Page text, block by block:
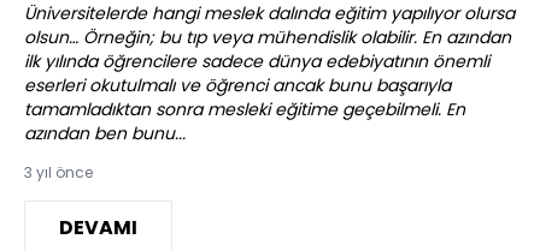
Üniversitelerde hangi meslek dalında eğitim yapılıyor olursa
olsun… Örneğin; bu tıp veya mühendislik olabilir. En azından
ilk yılında öğrencilere sadece dünya edebiyatının önemli
eserleri okutulmalı ve öğrenci ancak bunu başarıyla
tamamladıktan sonra mesleki eğitime geçebilmeli. En
azından ben bunu...
3 yıl önce
DEVAMI